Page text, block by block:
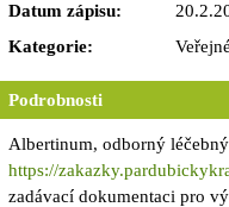
Datum zápisu:
Kategorie:
Podrobnosti
Albertinum, odborný
https://
zadávací dokumentaci pro